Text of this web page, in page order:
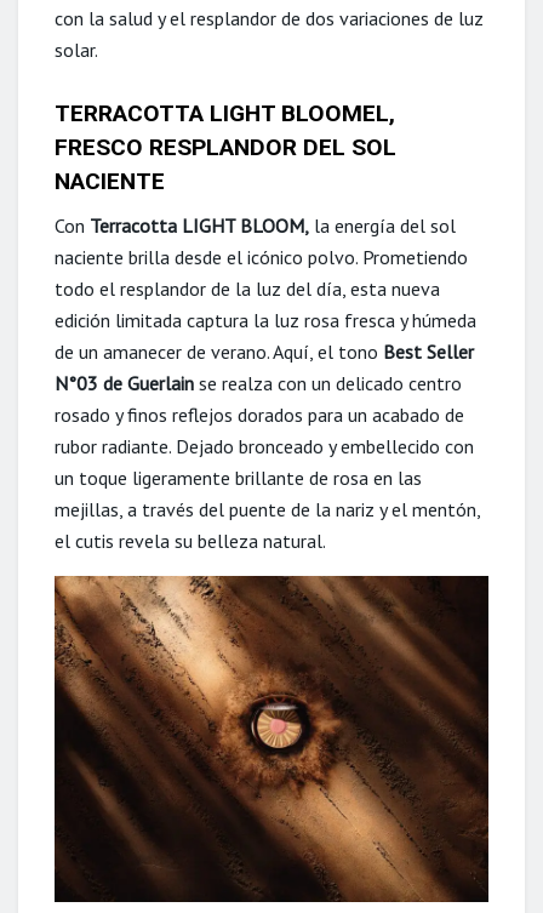
con la salud y el resplandor de dos variaciones de luz
solar.
TERRACOTTA LIGHT BLOOMEL,
FRESCO RESPLANDOR DEL SOL
NACIENTE
Con Terracotta LIGHT BLOOM, la energía del sol
naciente brilla desde el icónico polvo. Prometiendo
todo el resplandor de la luz del día, esta nueva
edición limitada captura la luz rosa fresca y húmeda
de un amanecer de verano. Aquí, el tono Best Seller
N°03 de Guerlain se realza con un delicado centro
rosado y finos reflejos dorados para un acabado de
rubor radiante. Dejado bronceado y embellecido con
un toque ligeramente brillante de rosa en las
mejillas, a través del puente de la nariz y el mentón,
el cutis revela su belleza natural.